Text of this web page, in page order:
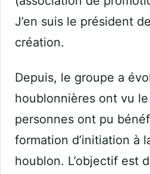
J’en suis le président
création.
Depuis, le groupe a
houblonnières ont vu
personnes ont pu
formation d’initiation à
houblon. L’objectif est